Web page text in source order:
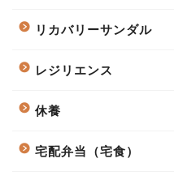
リカバリーサンダル
レジリエンス
休養
宅配弁当（宅食）